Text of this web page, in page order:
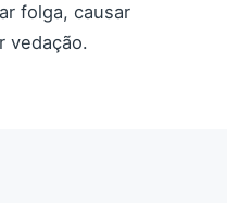
folga, causar
vedação.